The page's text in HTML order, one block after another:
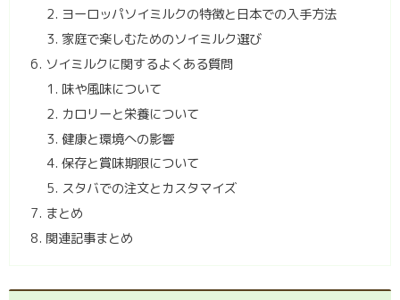
ヨーロッパソイミルクの特徴と日本での入手方法
家庭で楽しむためのソイミルク選び
ソイミルクに関するよくある質問
味や風味について
カロリーと栄養について
健康と環境への影響
保存と賞味期限について
スタバでの注文とカスタマイズ
まとめ
関連記事まとめ